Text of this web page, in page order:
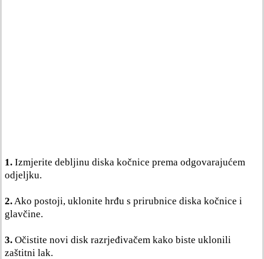
1. Izmjerite debljinu diska kočnice prema odgovarajućem
odjeljku.
2.Ako postoji, uklonite hrđu s prirubnice diska kočnice i
glavčine.
3. Očistite novi disk razrjeđivačem kako biste uklonili
zaštitni lak.